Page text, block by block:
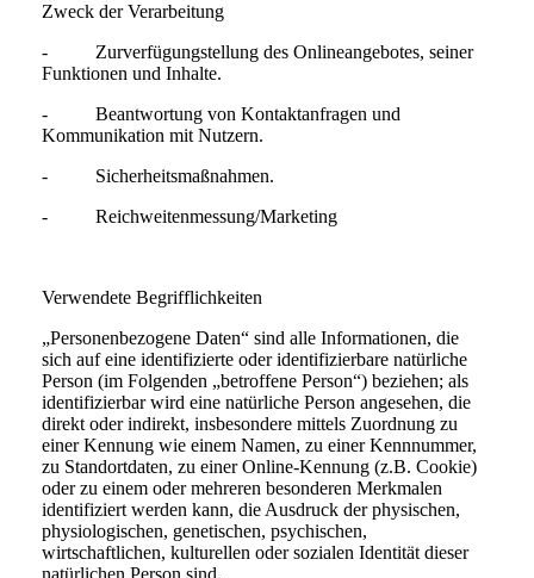
Zweck der Verarbeitung
- Zurverfügungstellung des Onlineangebotes, seiner
Funktionen und Inhalte.
- Beantwortung von Kontaktanfragen und
Kommunikation mit Nutzern.
- Sicherheitsmaßnahmen.
- Reichweitenmessung/Marketing
Verwendete Begrifflichkeiten
„Personenbezogene Daten“ sind alle Informationen, die
sich auf eine identifizierte oder identifizierbare natürliche
Person (im Folgenden „betroffene Person“) beziehen; als
identifizierbar wird eine natürliche Person angesehen, die
direkt oder indirekt, insbesondere mittels Zuordnung zu
einer Kennung wie einem Namen, zu einer Kennnummer,
zu Standortdaten, zu einer Online-Kennung (z.B. Cookie)
oder zu einem oder mehreren besonderen Merkmalen
identifiziert werden kann, die Ausdruck der physischen,
physiologischen, genetischen, psychischen,
wirtschaftlichen, kulturellen oder sozialen Identität dieser